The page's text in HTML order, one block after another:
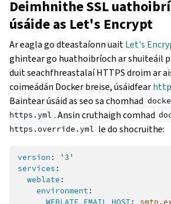
Deimhnithe SSL
úsáide as Let's Encrypt
Ar eagla go dteastaíonn uaitLet's
ghintear go huathoibríoch ar shuiteáil
duit seachfhreastalaí HTTPS droim ar
coimeádán Docker breise, úsáidfear
Baintear úsáid as seo sa chomhad
https.yml . Ansin cruthaigh comhad
https.override.yml le do shocruithe:
version :
'3'
services :
weblate :
environment :
WEBLATE_EMAIL_HOST: